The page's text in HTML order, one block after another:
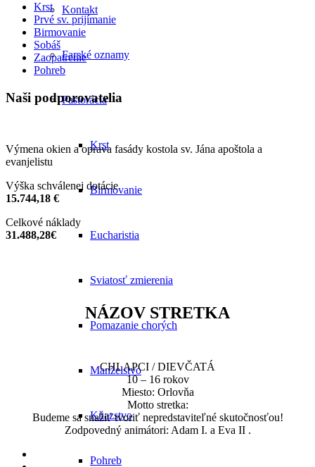
Kontakt
Farské oznamy
Pastorácia
Krst
Birmovanie
Eucharistia
Sviatosť zmierenia
Pomazanie chorých
Manželstvo
Kňazstvo
Pohreb
Krst
Prvé sv. prijímanie
Birmovanie
Sobáš
Zaopatrenie
Pohreb
Naši podporovatelia
Výmena okien a oprava fasády kostola sv. Jána apoštola a
evanjelistu
Výška schválenej dotácie
15.744,18 €
Celkové náklady
31.488,28€
NÁZOV STRETKA
CHLAPCI / DIEVČATÁ
10 – 16 rokov
Miesto: Orlovňa
Motto stretka:
Budeme sa snažiť tvoriť nepredstaviteľné skutočnosťou!
Zodpovedný animátori: Adam I. a Eva II .